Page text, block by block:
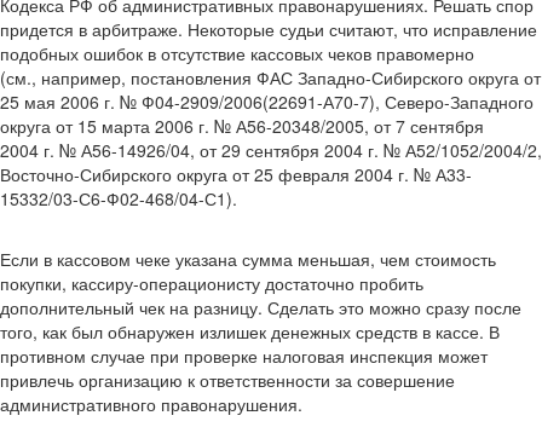
Кодекса РФ об административных правонарушениях. Решать спор
придется в арбитраже. Некоторые судьи считают, что исправление
подобных ошибок в отсутствие кассовых чеков правомерно
(см., например, постановления ФАС Западно-Сибирского округа от
25 мая 2006 г. № Ф04-2909/2006(22691-А70-7), Северо-Западного
округа от 15 марта 2006 г. № А56-20348/2005, от 7 сентября
2004 г. № А56-14926/04, от 29 сентября 2004 г. № А52/1052/2004/2,
Восточно-Сибирского округа от 25 февраля 2004 г. № А33-
15332/03-С6-Ф02-468/04-С1).
Если в кассовом чеке указана сумма меньшая, чем стоимость
покупки, кассиру-операционисту достаточно пробить
дополнительный чек на разницу. Сделать это можно сразу после
того, как был обнаружен излишек денежных средств в кассе. В
противном случае при проверке налоговая инспекция может
привлечь организацию к ответственности за совершение
административного правонарушения.